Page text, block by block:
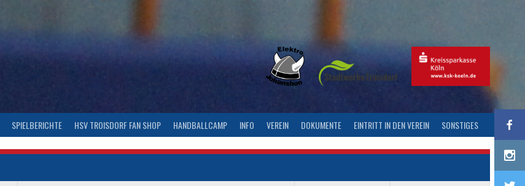
SPIELBERICHTE HSV TROISDORF FAN SHOP HANDBALLCAMP INFO VEREIN DOKUMENTE EINTRITT IN DEN VEREIN SONSTIGES